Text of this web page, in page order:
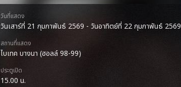
วันที่แสดง
วันเสาร์ที่ 21 กุมภาพันธ์ 2569 - วันอาทิตย์ที่ 22 กุมภาพันธ์ 2569
สถานที่แสดง
ไบเทค บางนา (ฮอลล์ 98-99)
ประตูเปิด
15.00 น.